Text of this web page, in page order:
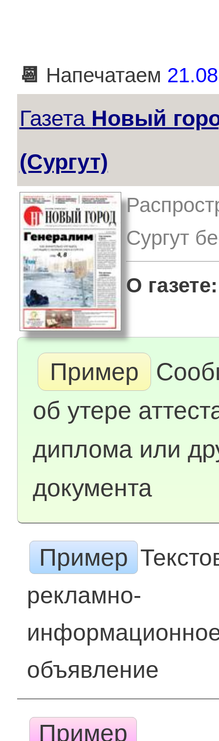
📆 Напечатаем
Газета Новый
(Сургут)
Сургут
О газете:
Пример
об утере
диплома или
документа
Пример
рекламно-
объявление
Пример